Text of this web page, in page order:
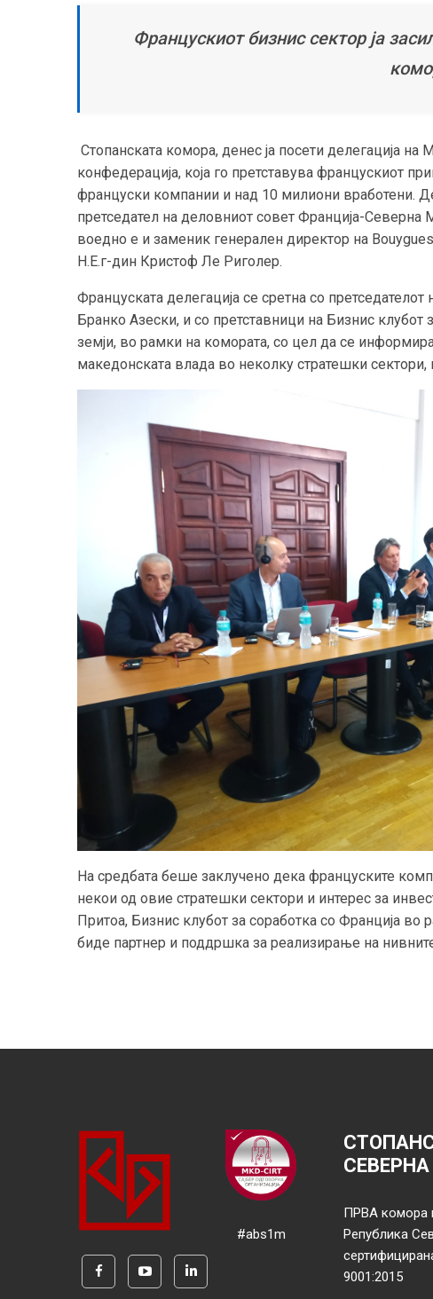
Францускиот бизнис сектор ја
Стопанската комора, денес ја посети делегација
конфедерација, која го претставува францускиот
француски компании и над 10 милиони вработени.
претседател на деловниот совет Франција-Северна
воедно е и заменик генерален директор на
Н.Е.г-дин Кристоф Ле Риголер.
Француската делегација се сретна со
Бранко Азески, и со претставници на Бизнис
земји, во рамки на комората, со цел да се
македонската влада во неколку стратешки
На средбата беше заклучено дека француските
некои од овие стратешки сектори и интерес за
Притоа, Бизнис клубот за соработка со Франција
биде партнер и поддршка за реализирање на
#abs1m
ПРВА комора
Република
9001:2015